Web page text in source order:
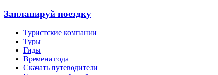
Запланируй поездку
Туристские компании
Туры
Гиды
Времена года
Скачать путеводители